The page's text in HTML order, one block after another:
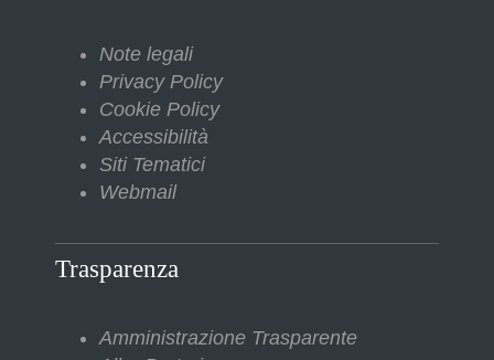
Note legali
Privacy Policy
Cookie Policy
Accessibilità
Siti Tematici
Webmail
Trasparenza
Amministrazione Trasparente